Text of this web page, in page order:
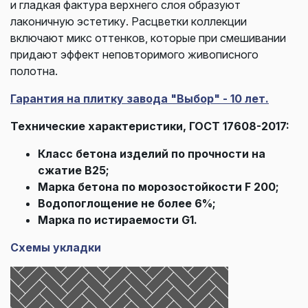
и гладкая фактура верхнего слоя образуют
лаконичную эстетику. Расцветки коллекции
включают микс оттенков, которые при смешивании
придают эффект неповторимого живописного
полотна.
Гарантия на плитку завода "Выбор" - 10 лет.
Технические характеристики, ГОСТ 17608-2017:
Класс бетона изделий по прочности на
сжатие В25;
Марка бетона по морозостойкости F 200;
Водопоглощение не более 6%;
Марка по истираемости G1.
Схемы укладки